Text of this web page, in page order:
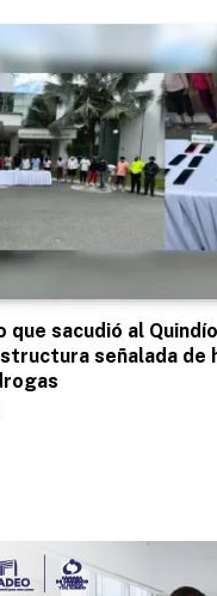
que sacudió al
señalada de